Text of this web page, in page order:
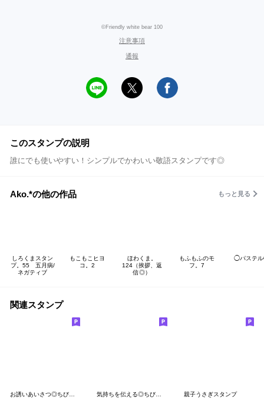
©Friendly white bear 100
注意事項
通報
このスタンプの説明
誰にでも使いやすい！シンプルでかわいい敬語スタンプです◎
Ako.*の他の作品 もっと見る
しろくまスタン
プ。55 五月病/
ネガティブ
もこもこヒヨ
コ。2
ほわくま。
124（挨拶、返
信◎）
もふもふのモ
フ。7
◯パステ
関連スタンプ
お誘いあいさつ◎ちびっこくまさん #1 気持ちを伝える◎ちびっこうさぎさん #1 親子うさぎスタンプ